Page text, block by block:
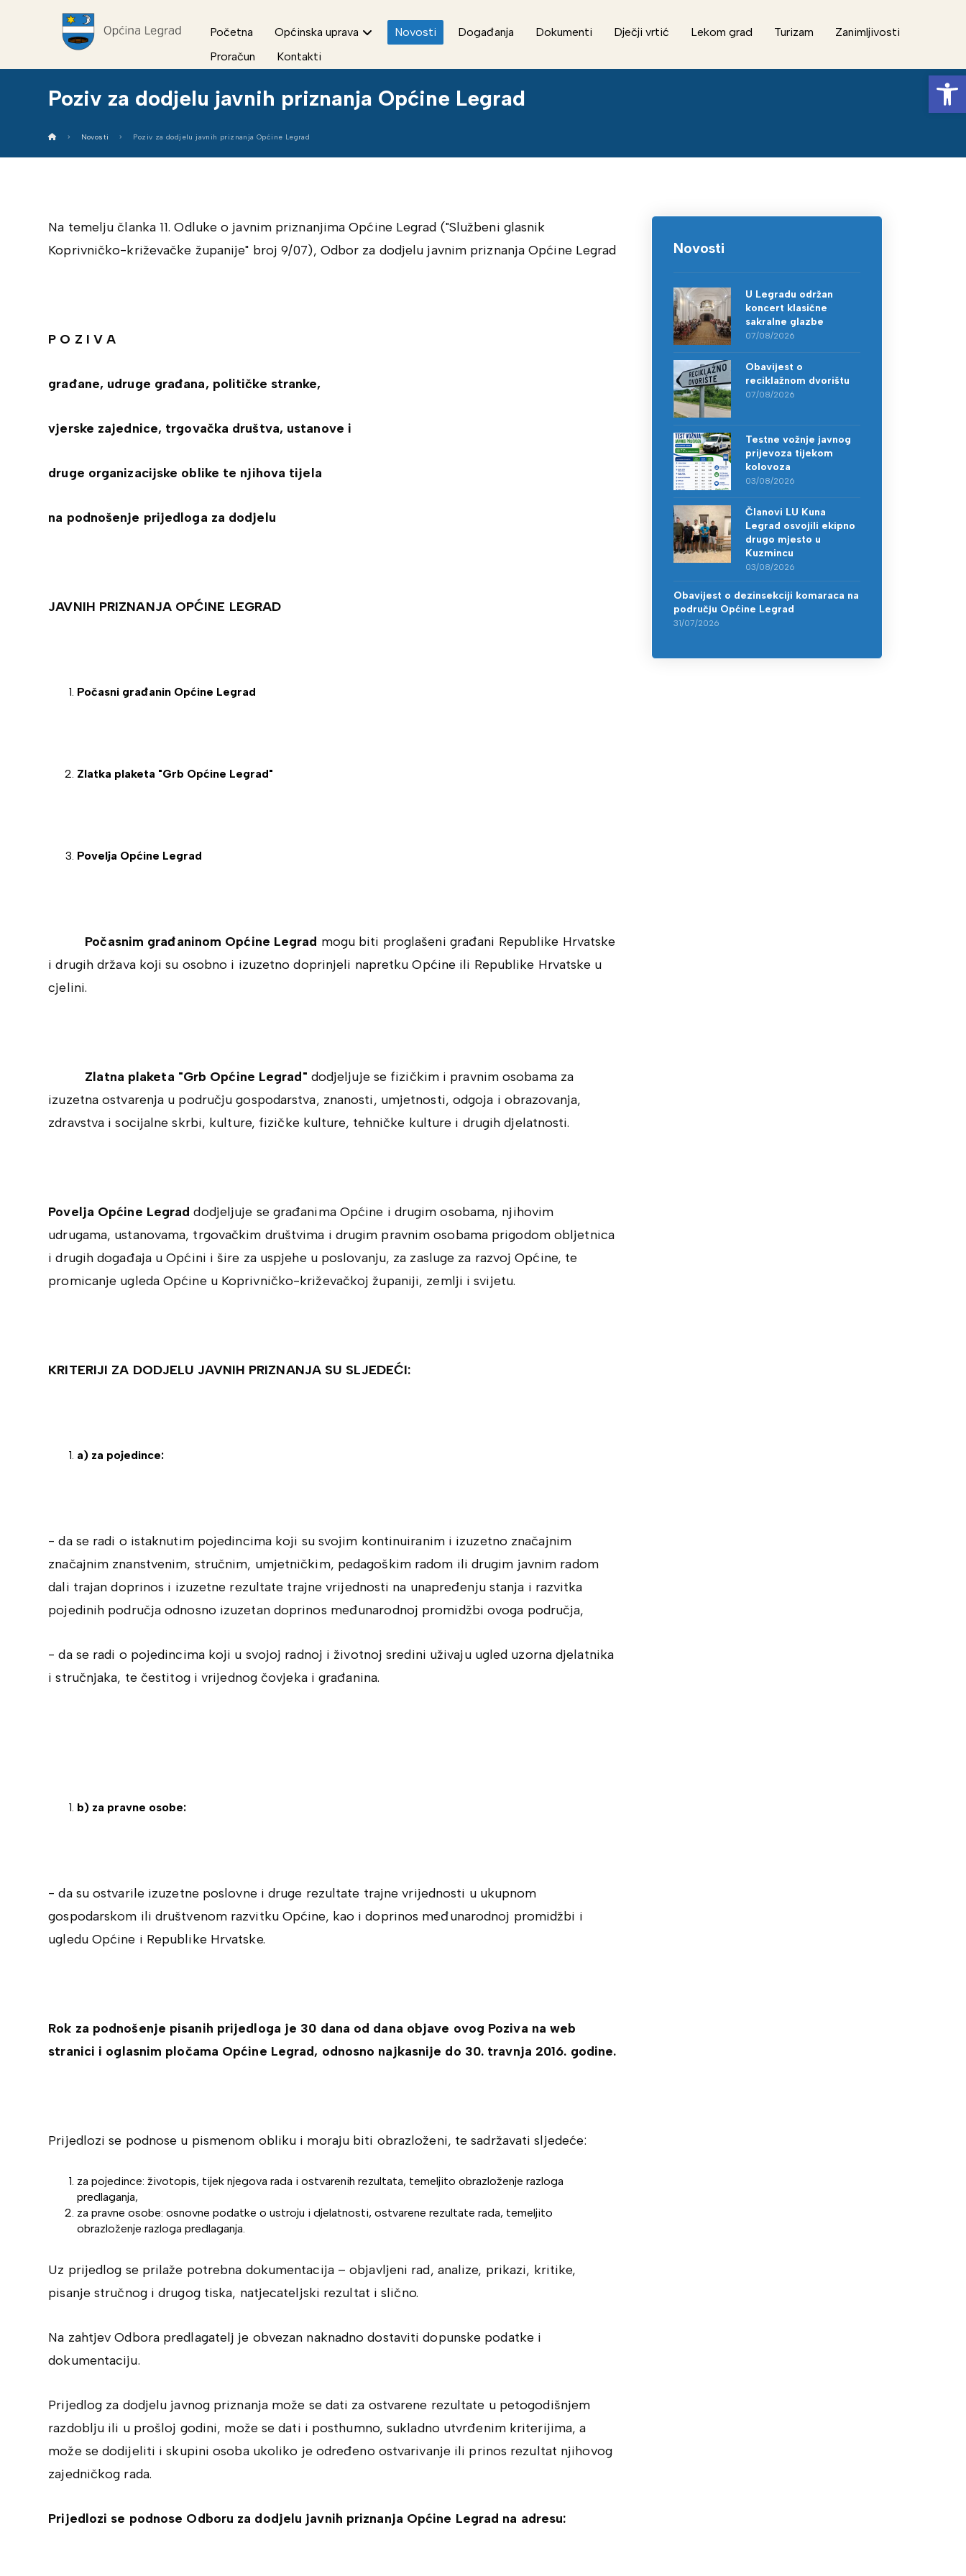
Početna Općinska uprava Novosti Događanja Dokumenti Dječji vrtić Lekom grad Turizam
Zanimljivosti
Proračun
Kontakti
Poziv za dodjelu javnih priznanja Općine Legrad
Novosti Poziv za dodjelu javnih priznanja Općine Legrad
Na temelju članka 11. Odluke o javnim priznanjima Općine Legrad ("Službeni glasnik
Koprivničko-križevačke županije" broj 9/07), Odbor za dodjelu javnim priznanja Općine Legrad
P O Z I V A
građane, udruge građana, političke stranke,
vjerske zajednice, trgovačka društva, ustanove i
druge organizacijske oblike te njihova tijela
na podnošenje prijedloga za dodjelu
JAVNIH PRIZNANJA OPĆINE LEGRAD
Počasni građanin Općine Legrad
Zlatka plaketa "Grb Općine Legrad"
Povelja Općine Legrad
Počasnim građaninom Općine Legrad mogu biti proglašeni građani Republike Hrvatske
i drugih država koji su osobno i izuzetno doprinjeli napretku Općine ili Republike Hrvatske u
cjelini.
Zlatna plaketa "Grb Općine Legrad" dodjeljuje se fizičkim i pravnim osobama za
izuzetna ostvarenja u području gospodarstva, znanosti, umjetnosti, odgoja i obrazovanja,
zdravstva i socijalne skrbi, kulture, fizičke kulture, tehničke kulture i drugih djelatnosti.
Povelja Općine Legraddodjeljuje se građanima Općine i drugim osobama, njihovim
udrugama, ustanovama, trgovačkim društvima i drugim pravnim osobama prigodom obljetnica
i drugih događaja u Općini i šire za uspjehe u poslovanju, za zasluge za razvoj Općine, te
promicanje ugleda Općine u Koprivničko-križevačkoj županiji, zemlji i svijetu.
KRITERIJI ZA DODJELU JAVNIH PRIZNANJA SU SLJEDEĆI:
a) za pojedince:
- da se radi o istaknutim pojedincima koji su svojim kontinuiranim i izuzetno značajnim
značajnim znanstvenim, stručnim, umjetničkim, pedagoškim radom ili drugim javnim radom
dali trajan doprinos i izuzetne rezultate trajne vrijednosti na unapređenju stanja i razvitka
pojedinih područja odnosno izuzetan doprinos međunarodnoj promidžbi ovoga područja,
- da se radi o pojedincima koji u svojoj radnoj i životnoj sredini uživaju ugled uzorna djelatnika
i stručnjaka, te čestitog i vrijednog čovjeka i građanina.
b) za pravne osobe:
- da su ostvarile izuzetne poslovne i druge rezultate trajne vrijednosti u ukupnom
gospodarskom ili društvenom razvitku Općine, kao i doprinos međunarodnoj promidžbi i
ugledu Općine i Republike Hrvatske.
Rok za podnošenje pisanih prijedloga je 30 dana od dana objave ovog Poziva na web
stranici i oglasnim pločama Općine Legrad, odnosno najkasnije do 30. travnja 2016. godine.
Prijedlozi se podnose u pismenom obliku i moraju biti obrazloženi, te sadržavati sljedeće:
za pojedince: životopis, tijek njegova rada i ostvarenih rezultata, temeljito obrazloženje razloga
predlaganja,
za pravne osobe: osnovne podatke o ustroju i djelatnosti, ostvarene rezultate rada, temeljito
obrazloženje razloga predlaganja.
Uz prijedlog se prilaže potrebna dokumentacija – objavljeni rad, analize, prikazi, kritike,
pisanje stručnog i drugog tiska, natjecateljski rezultat i slično.
Na zahtjev Odbora predlagatelj je obvezan naknadno dostaviti dopunske podatke i
dokumentaciju.
Prijedlog za dodjelu javnog priznanja može se dati za ostvarene rezultate u petogodišnjem
razdoblju ili u prošloj godini, može se dati i posthumno, sukladno utvrđenim kriterijima, a
može se dodijeliti i skupini osoba ukoliko je određeno ostvarivanje ili prinos rezultat njihovog
zajedničkog rada.
Prijedlozi se podnose Odboru za dodjelu javnih priznanja Općine Legrad na adresu:
Novosti
U Legradu održan
koncert klasične
sakralne glazbe
07/08/2026
Obavijest o
reciklažnom dvorištu
07/08/2026
Testne vožnje javnog
prijevoza tijekom
kolovoza
03/08/2026
Članovi LU Kuna
Legrad osvojili ekipno
drugo mjesto u
Kuzmincu
03/08/2026
Obavijest o dezinsekciji komaraca na
području Općine Legrad
31/07/2026